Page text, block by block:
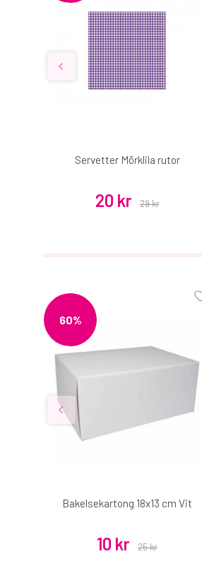
Servetter Mörklila rutor
20 kr 29 kr
60%
Bakelsekartong 18x13 cm Vit
10 kr 25 kr